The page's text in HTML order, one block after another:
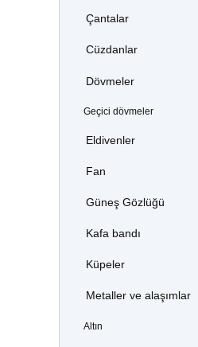
Çantalar
Cüzdanlar
Dövmeler
Geçici dövmeler
Eldivenler
Fan
Güneş Gözlüğü
Kafa bandı
Küpeler
Metaller ve alaşımlar
Altın